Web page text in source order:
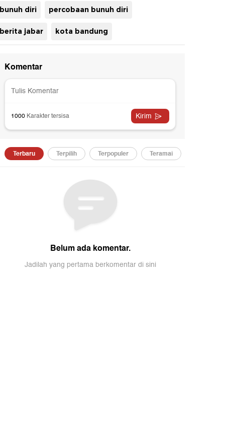
bunuh diri percobaan bunuh diri
berita jabar kota bandung